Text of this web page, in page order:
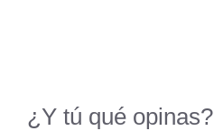
¿Y tú qué opinas?